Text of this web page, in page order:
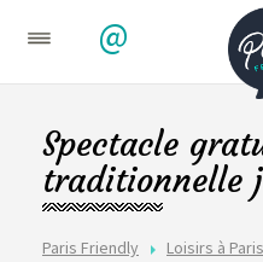
@
Paris Friendly
Loisirs à Paris
Spectacle
traditionnelle